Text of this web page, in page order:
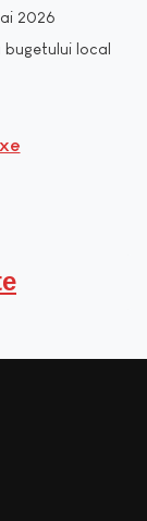
2026
local